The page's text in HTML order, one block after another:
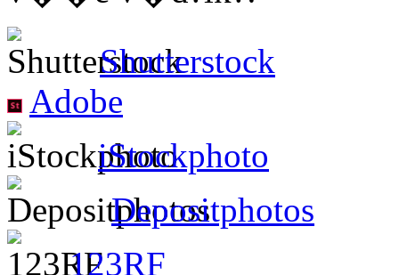
Shutterstock
Adobe
iStockphoto
Depositphotos
123RF